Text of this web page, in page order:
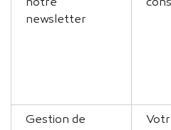
notre
newsletter
Gestion de